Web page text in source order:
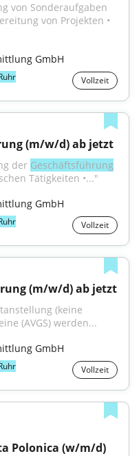
von Sonderaufgaben
von Projekten •
GmbH
Vollzeit
(m/w/d) ab jetzt
der Geschäftsführung
Tätigkeiten •..."
GmbH
Vollzeit
(m/w/d) ab jetzt
(keine
(AVGS) werden...
GmbH
Vollzeit
Polonica (w/m/d)